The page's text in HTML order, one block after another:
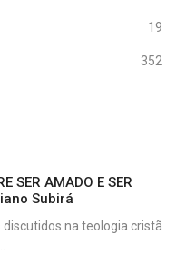
19
352
SER AMADO E SER
Subirá
na teologia cristã